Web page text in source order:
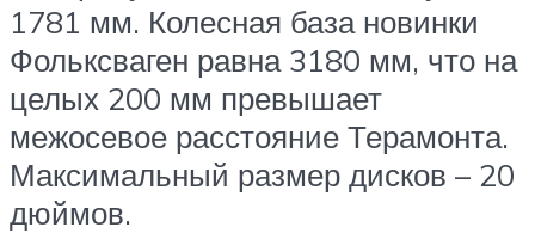
1781 мм. Колесная база новинки
Фольксваген равна 3180 мм, что на
целых 200 мм превышает
межосевое расстояние Терамонта.
Максимальный размер дисков – 20
дюймов.